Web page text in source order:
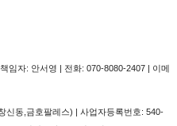
임자: 안서영 | 전화: 070-8080-2407 | 이메
신동,금호팔레스) | 사업자등록번호: 540-